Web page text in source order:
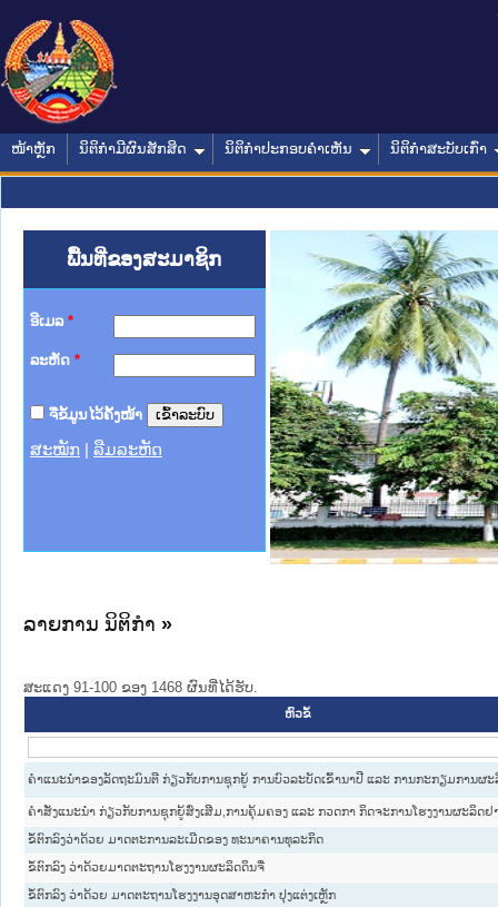
ໜ້າຫຼັກ ນິຕິກໍາມີຜົນສັກສິດ ນິຕິກໍາປະກອບຄໍາເຫັນ ນິຕິກໍາສະບັບເກົ່າ
ພື້ນທີ່ຂອງສະມາຊິກ
ອີເມລ *
ລະຫັດ *
ຈື່ຂໍ້ມູນໄວ້ຄັ້ງໜ້າ
ສະໝັກ ລືມລະຫັດ
າຊົນ ພາກເໜືອ
ການ
ກາງ
ໃຕ້
ຕຳຫຼວດປະຊາຊົນ
ສັນຕິບານປະຊາຊົນ
ກເໜືອ
າຊົນ ພາກກາງ
ລາຍການ ນິຕິກໍາ »
ສະແດງ 91-100 ຂອງ 1468 ຜົນທີ່ໄດ້ຮັບ.
ຫົວຂໍ້
ຄໍາແນະນໍາຂອງລັດຖະມົນຕີ ກ່ຽວກັບການຊຸກຍູ້ ການບົວລະບັດເຂົ້ານາປີ ແລະ ການກະກຽມການຜະ
ຄຳສັ່ງແນະນຳ ກ່ຽວກັບການຊຸກຍູ້ສົ່ງເສີມ,ການຄຸ້ມຄອງ ແລະ ກວດກາ ກິດຈະການໂຮງງານຜະລິດຢ
ຂໍ້ຕົກລົງວ່າດ້ວຍ ມາດຕະການລະເມີດຂອງ ທະນາຄານທຸລະກິດ
ຂໍ້ຕົກລົງ ວ່າດ້ວຍມາດຕະຖານໂຮງງານຜະລິດດິນຈີ່
ຂໍ້ຕົກລົງ ວ່າດ້ວຍ ມາດຕະຖານໂຮງງານອຸດສາຫະກຳ ປຸງແຕ່ງເຫຼັກ